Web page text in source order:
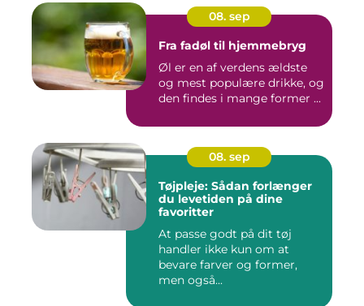
08. sep
Fra fadøl til hjemmebryg
Øl er en af verdens ældste
og mest populære drikke, og
den findes i mange former ...
08. sep
Tøjpleje: Sådan forlænger
du levetiden på dine
favoritter
At passe godt på dit tøj
handler ikke kun om at
bevare farver og former,
men også...